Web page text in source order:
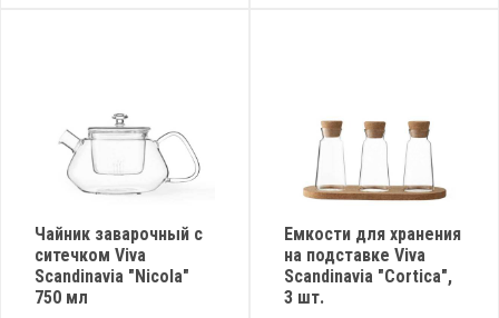
Чайник заварочный с
ситечком Viva
Scandinavia "Nicola"
750 мл
Емкости для хранения
на подставке Viva
Scandinavia "Cortica",
3 шт.